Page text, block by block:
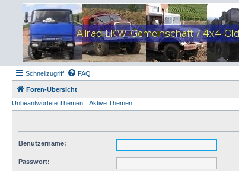
Schnellzugriff FAQ
Foren-Übersicht
Unbeantwortete Themen
Aktive Themen
Benutzername:
Passwort: